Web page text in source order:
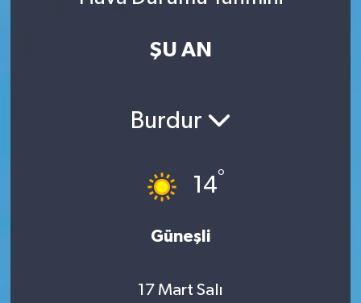
ŞU AN
Burdur
14°
Güneşli
17 Mart Salı